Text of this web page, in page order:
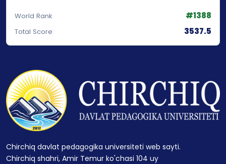
World Rank #1388
Total Score 3537.5
Chirchiq davlat pedagogika universiteti web sayti.
Chirchiq shahri, Amir Temur ko'chasi 104 uy